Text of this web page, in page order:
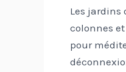
Les jardins
colonnes
pour